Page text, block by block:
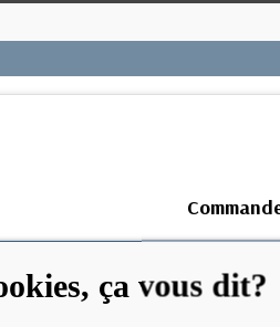
J'ai
ça vous dit?